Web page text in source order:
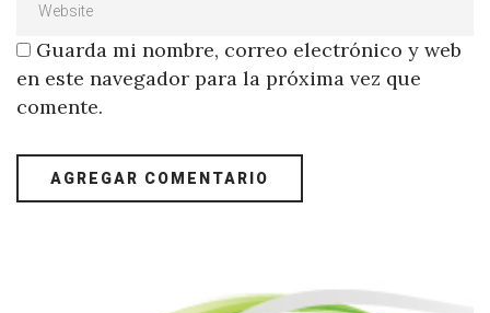
Guarda mi nombre, correo electrónico y web
en este navegador para la próxima vez que
comente.